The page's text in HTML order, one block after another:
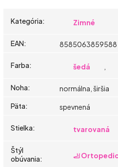
Kategória: Zimné
EAN: 8585063859588
Farba: šedá
Noha:
normálna, širšia
Päta: spevnená
Stielka: tvarovaná
Štýl
obúvania: 🦶